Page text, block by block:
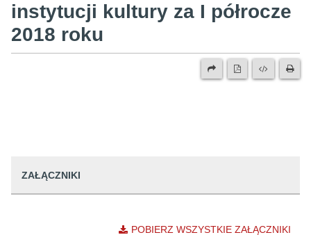
instytucji kultury za I półrocze
2018 roku
ZAŁĄCZNIKI
POBIERZ WSZYSTKIE ZAŁĄCZNIKI